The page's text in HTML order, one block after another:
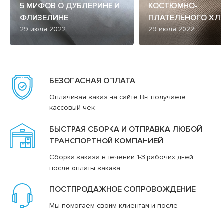
5 МИФОВ О ДУБЛЕРИНЕ И
ФЛИЗЕЛИНЕ
29 июля 2022
КОСТЮМНО-
ПЛАТЕЛЬНОГО
29 июля 2022
БЕЗОПАСНАЯ ОПЛАТА
Оплачивая заказ на сайте Вы получаете
кассовый чек
БЫСТРАЯ СБОРКА И ОТПРАВКА ЛЮБОЙ
ТРАНСПОРТНОЙ КОМПАНИЕЙ
Сборка заказа в течении 1-3 рабочих дней
после оплаты заказа
ПОСТПРОДАЖНОЕ СОПРОВОЖДЕНИЕ
Мы помогаем своим клиентам и после